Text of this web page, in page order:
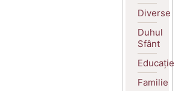
Diverse
Duhul
Sfânt
Educație
Familie